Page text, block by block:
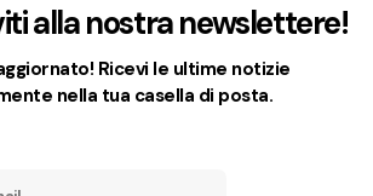
alla nostra newslettere!
Ricevi le ultime notizie
nella tua casella di posta.